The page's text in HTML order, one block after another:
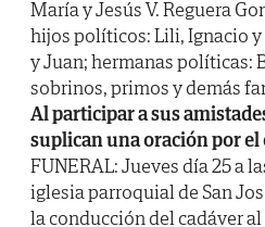
María y Jesús V. Reguera
hijos políticos: Lili, Ignacio
y Juan; hermanas políticas:
sobrinos, primos y demás
Al participar a sus
suplican una oración por el
FUNERAL: Jueves día 25 a
iglesia parroquial de San
la conducción del cadáver